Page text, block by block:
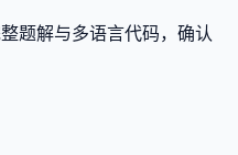
题解与多语言代码，确认